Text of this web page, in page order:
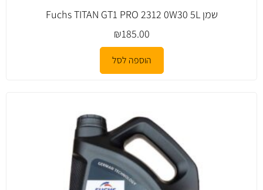
שמן Fuchs TITAN GT1 PRO 2312 0W30 5L
₪185.00
הוספה לסל